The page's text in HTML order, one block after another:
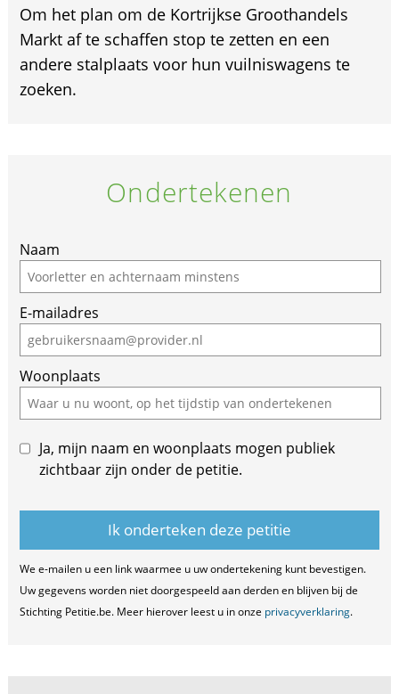
Om het plan om de Kortrijkse Groothandels
Markt af te schaffen stop te zetten en een
andere stalplaats voor hun vuilniswagens te
zoeken.
Ondertekenen
Naam
E-mailadres
Woonplaats
Ja, mijn naam en woonplaats mogen publiek
zichtbaar zijn onder de petitie.
We e-mailen u een link waarmee u uw ondertekening kunt bevestigen.
Uw gegevens worden niet doorgespeeld aan derden en blijven bij de
Stichting Petitie.be. Meer hierover leest u in onze privacyverklaring.